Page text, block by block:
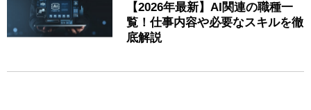
【2026年最新】AI関連の職種一
覧！仕事内容や必要なスキルを徹
底解説